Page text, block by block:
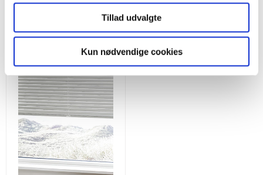
Tillad udvalgte
Kun nødvendige cookies